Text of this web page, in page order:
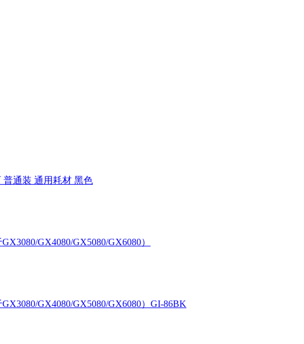
普通装 通用耗材 黑色
GX4080/GX5080/GX6080）
GX4080/GX5080/GX6080）GI-86BK